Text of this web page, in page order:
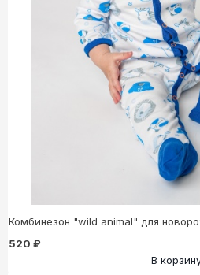
Комбинезон "wild animal" для
520 ₽
В